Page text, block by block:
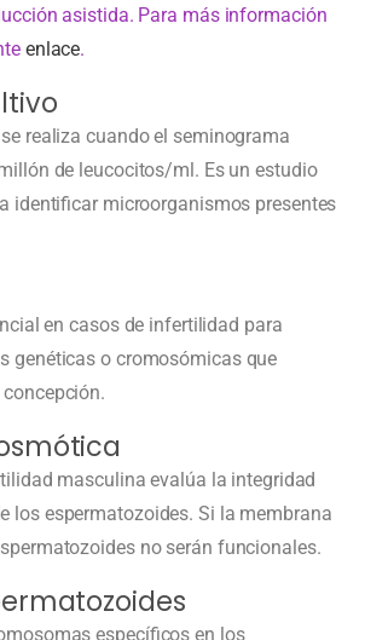
asistida. Para más información
enlace.
realiza cuando el seminograma
de leucocitos/ml. Es un estudio
identificar microorganismos presentes
en casos de infertilidad para
genéticas o cromosómicas que
masculina evalúa la integridad
los espermatozoides. Si la membrana
no serán funcionales.
específicos en los